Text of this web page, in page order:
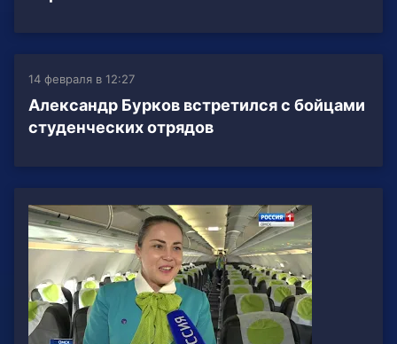
14 февраля в 12:27
Александр Бурков встретился с бойцами
студенческих отрядов